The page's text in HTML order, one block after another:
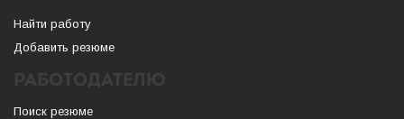
Найти работу
Добавить резюме
Поиск резюме